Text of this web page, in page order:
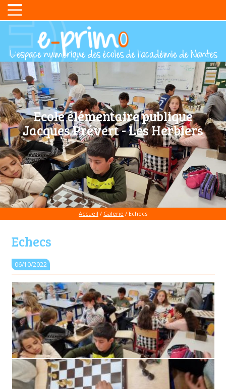
Ecole élémentaire publique
Jacques Prévert - Les Herbiers
Accueil / Galerie / Echecs
Echecs
06/10/2022